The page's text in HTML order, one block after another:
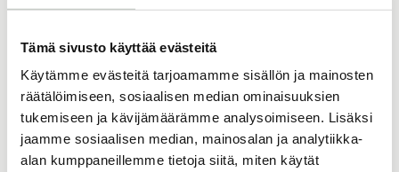
Tämä sivusto käyttää evästeitä
Käytämme evästeitä tarjoamamme sisällön ja mainosten
räätälöimiseen, sosiaalisen median ominaisuuksien
tukemiseen ja kävijämäärämme analysoimiseen. Lisäksi
jaamme sosiaalisen median, mainosalan ja analytiikka-
alan kumppaneillemme tietoja siitä, miten käytät
ROOTS online
kuukausijäsenyys
Tilaa